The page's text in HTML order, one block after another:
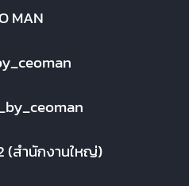
MAN
(สำนักงานใหญ่)